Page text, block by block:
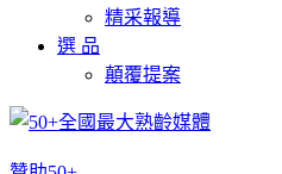
精采報導
選 品
顛覆提案